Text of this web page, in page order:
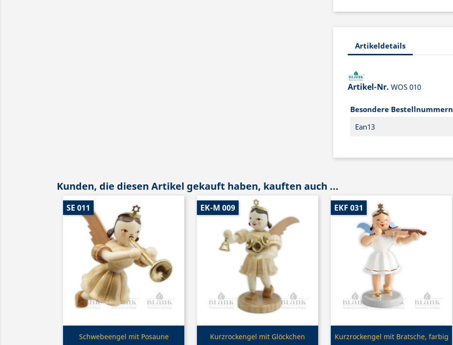
Artikeldetails
Artikel-Nr. WOS 010
Besondere Bestellnummern
Ean13
Kunden, die diesen Artikel gekauft haben, kauften auch ...
Vorschau
Schwebeengel mit Posaune
SE 011
Vorschau
Kurzrockengel mit Glöckchen
EK-M 009
Vorschau
Kurzrockengel mit Bratsche, farbig
EKF 031